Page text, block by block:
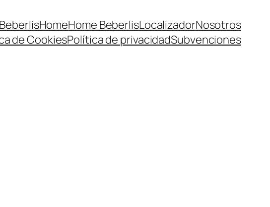
HomeHome BeberlisLocalizadorNosotros
de CookiesPolítica de privacidadSubvenciones